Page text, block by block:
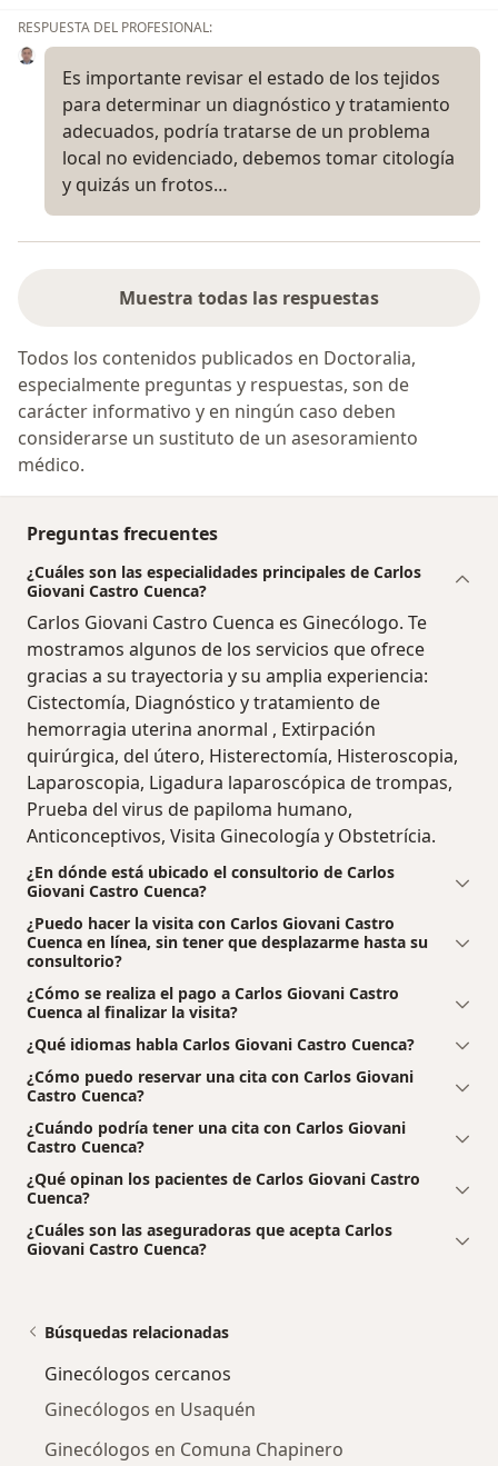
RESPUESTA DEL PROFESIONAL:
Es importante revisar el estado de los tejidos
para determinar un diagnóstico y tratamiento
adecuados, podría tratarse de un problema
local no evidenciado, debemos tomar citología
y quizás un frotos…
Muestra todas las respuestas
Todos los contenidos publicados en Doctoralia,
especialmente preguntas y respuestas, son de
carácter informativo y en ningún caso deben
considerarse un sustituto de un asesoramiento
médico.
Preguntas frecuentes
¿Cuáles son las especialidades principales de Carlos
Giovani Castro Cuenca?
Carlos Giovani Castro Cuenca es Ginecólogo. Te
mostramos algunos de los servicios que ofrece
gracias a su trayectoria y su amplia experiencia:
Cistectomía, Diagnóstico y tratamiento de
hemorragia uterina anormal , Extirpación
quirúrgica, del útero, Histerectomía, Histeroscopia,
Laparoscopia, Ligadura laparoscópica de trompas,
Prueba del virus de papiloma humano,
Anticonceptivos, Visita Ginecología y Obstetrícia.
¿En dónde está ubicado el consultorio de Carlos
Giovani Castro Cuenca?
¿Puedo hacer la visita con Carlos Giovani Castro
Cuenca en línea, sin tener que desplazarme hasta su
consultorio?
¿Cómo se realiza el pago a Carlos Giovani Castro
Cuenca al finalizar la visita?
¿Qué idiomas habla Carlos Giovani Castro Cuenca?
¿Cómo puedo reservar una cita con Carlos Giovani
Castro Cuenca?
¿Cuándo podría tener una cita con Carlos Giovani
Castro Cuenca?
¿Qué opinan los pacientes de Carlos Giovani Castro
Cuenca?
¿Cuáles son las aseguradoras que acepta Carlos
Giovani Castro Cuenca?
Búsquedas relacionadas
Ginecólogos cercanos
Ginecólogos en Usaquén
Ginecólogos en Comuna Chapinero